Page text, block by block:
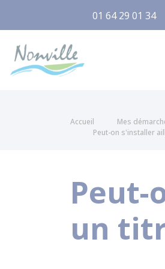
01 64 29 01 34
Accueil Mes
Peut-on s'installer
Peut-
un